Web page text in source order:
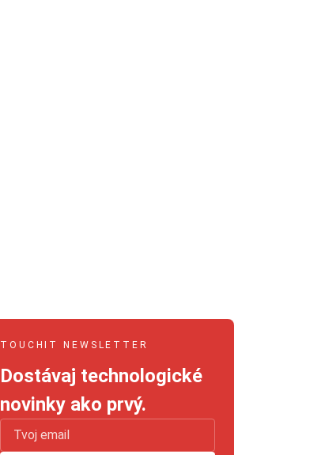
TOUCHIT NEWSLETTER
Dostávaj technologické
novinky ako prvý.